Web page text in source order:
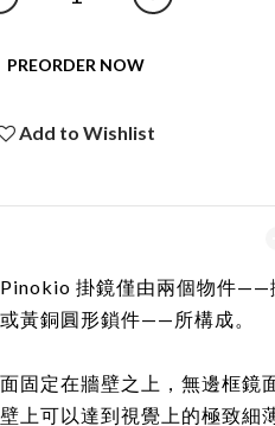
PREORDER NOW
Add to Wishlist
掛鏡僅由兩個物件——
黃銅圓形鎖件——所構成。
固定在牆壁之上，無邊框鏡
上可以達到視覺上的極致細